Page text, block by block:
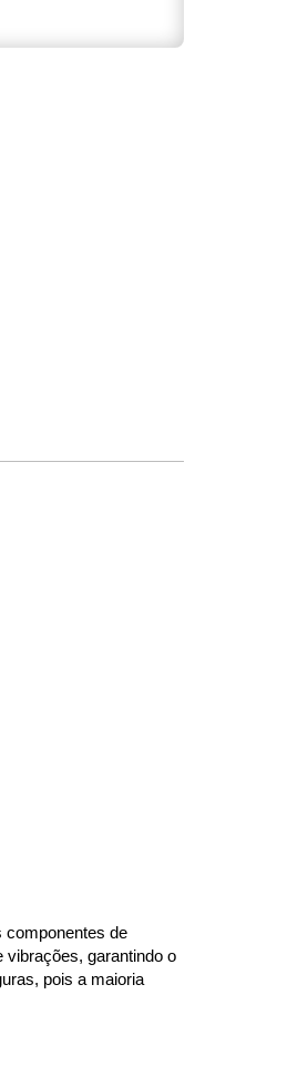
componentes de
vibrações, garantindo o
pois a maioria